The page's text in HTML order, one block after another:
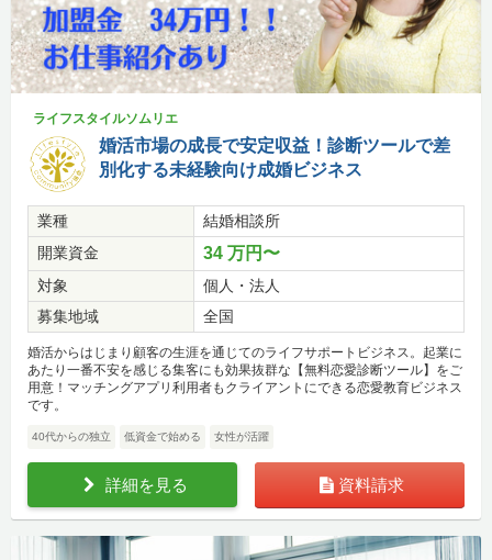
ライフスタイルソムリエ
婚活市場の成長で安定収益！診断ツールで差
別化する未経験向け成婚ビジネス
業種
結婚相談所
開業資金
34 万円〜
対象
個人・法人
募集地域
全国
婚活からはじまり顧客の生涯を通じてのライフサポートビジネス。起業に
あたり一番不安を感じる集客にも効果抜群な【無料恋愛診断ツール】をご
用意！マッチングアプリ利用者もクライアントにできる恋愛教育ビジネス
です。
40代からの独立 低資金で始める 女性が活躍
詳細を見る 資料請求